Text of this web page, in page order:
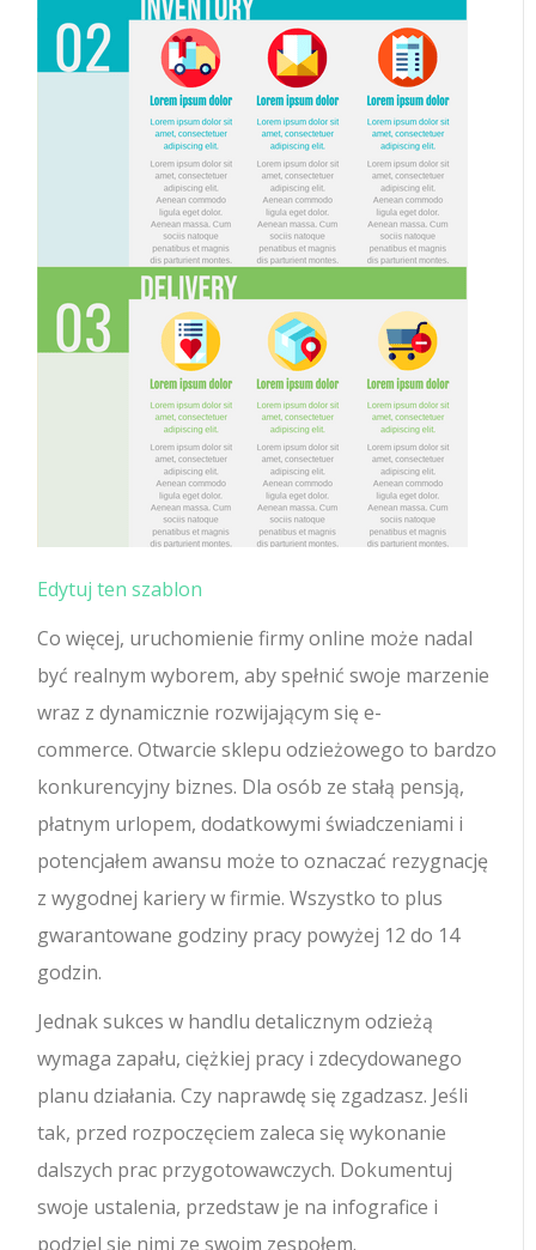
Edytuj ten szablon
Co więcej, uruchomienie firmy online może nadal
być realnym wyborem, aby spełnić swoje marzenie
wraz z dynamicznie rozwijającym się e-
commerce. Otwarcie sklepu odzieżowego to bardzo
konkurencyjny biznes. Dla osób ze stałą pensją,
płatnym urlopem, dodatkowymi świadczeniami i
potencjałem awansu może to oznaczać rezygnację
z wygodnej kariery w firmie. Wszystko to plus
gwarantowane godziny pracy powyżej 12 do 14
godzin.
Jednak sukces w handlu detalicznym odzieżą
wymaga zapału, ciężkiej pracy i zdecydowanego
planu działania. Czy naprawdę się zgadzasz. Jeśli
tak, przed rozpoczęciem zaleca się wykonanie
dalszych prac przygotowawczych. Dokumentuj
swoje ustalenia, przedstaw je na infografice i
podziel się nimi ze swoim zespołem.